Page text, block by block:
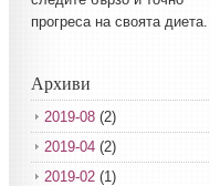
прогреса на своята диета.
Архиви
2019-08 (2)
2019-04 (2)
2019-02 (1)